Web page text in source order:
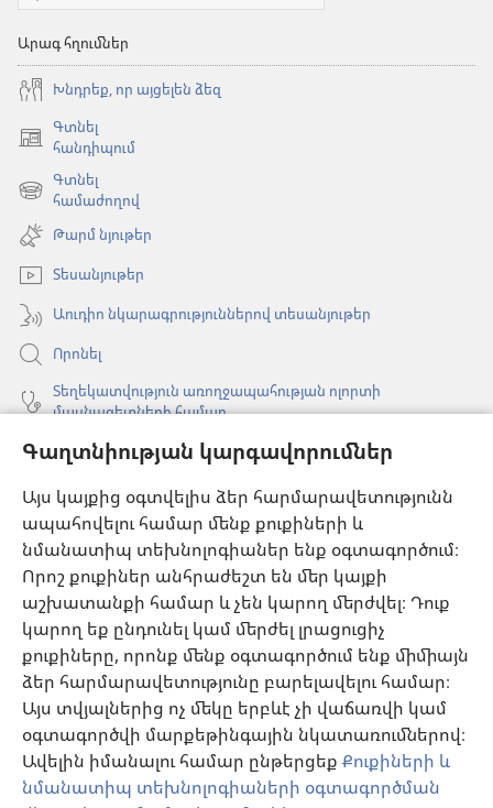
Գաղտնիության կարգավորումներ
Այս կայքից օգտվելիս ձեր հարմարավետությունն
ապահովելու համար մենք քուքիների և
նմանատիպ տեխնոլոգիաներ ենք օգտագործում։
Որոշ քուքիներ անհրաժեշտ են մեր կայքի
աշխատանքի համար և չեն կարող մերժվել։ Դուք
կարող եք ընդունել կամ մերժել լրացուցիչ
քուքիները, որոնք մենք օգտագործում ենք միմիայն
ձեր հարմարավետությունը բարելավելու համար։
Այս տվյալներից ոչ մեկը երբևէ չի վաճառվի կամ
օգտագործվի մարքեթինգային նկատառումներով։
Ավելին իմանալու համար ընթերցեք Քուքիների և
նմանատիպ տեխնոլոգիաների օգտագործման
Արագ հղումներ
Խնդրեք, որ այցելեն ձեզ
Գտնել
հանդիպում
(բացվում
նոր
պատուհան)
Գտնել
համաժողով
(բացվում
նոր
պատուհան)
Թարմ նյութեր
Տեսանյութեր
Աուդիո նկարագրություններով տեսանյութեր
Որոնել
Տեղեկատվություն առողջապահության ոլորտի
մասնագետների համար
Գլոբալ հաղորդակցություն
Օգնություն
Նվիրատվություններ
(բացվում
է
նոր
պատուհան)
Դիտարանի ՕՆԼԱՅՆ ԳՐԱԴԱՐԱՆ
(բացվում
է
նոր
պատուհան)
JW Hub
(բացվում
է
նոր
պատուհան)
JW Library® հավելված
Watchtower Library